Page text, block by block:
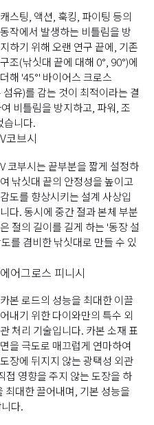
캐스팅, 액션, 훅킹, 파이팅 등의
동작에서 발생하는 비틀림을 방
지하기 위해 오랜 연구 끝에, 기존
구조(낚싯대 끝에 대해 0°, 90°)에
더해 '45°' 바이어스 크로스
유)를 감는 것이 최적이라는 결
비틀림을 방지하고, 파워, 조
습니다.
V코브시
V 코부시는 끝부분을 짧게 설정하
여 낚싯대 끝의 안정성을 높이고
감도를 향상시키는 설계 사상입
니다. 동시에 중간 절과 본체 부분
은 절의 길이를 길게 하는 '동장 설
를 겸비한 낚싯대로 만들 수 있
에어그로스 피니시
카본 로드의 성능을 최대한 이끌
어내기 위한 다이와만의 특수 외
관 처리 기술입니다. 카본 소재 표
면을 극도로 매끄럽게 연마하여
도장에 뒤지지 않는 광택성 외관
접 영향을 주지 않는 도장을 하
최대한 끌어내며, 기본 성능을
다.